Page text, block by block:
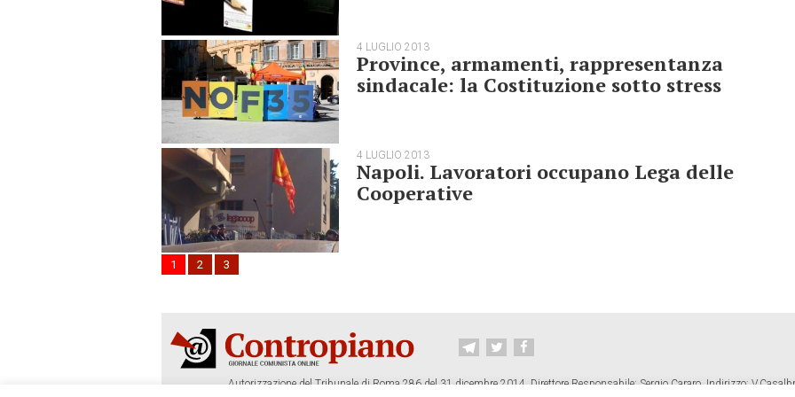
4 LUGLIO 2013
Province, armamenti, rappresentanza
sindacale: la Costituzione sotto stress
4 LUGLIO 2013
Napoli. Lavoratori occupano Lega delle
Cooperative
1 2 3
Autorizzazione del Tribunale di Roma 286 del 31 dicembre 2014. Direttore Responsabile: Sergio Cararo. Indirizzo: